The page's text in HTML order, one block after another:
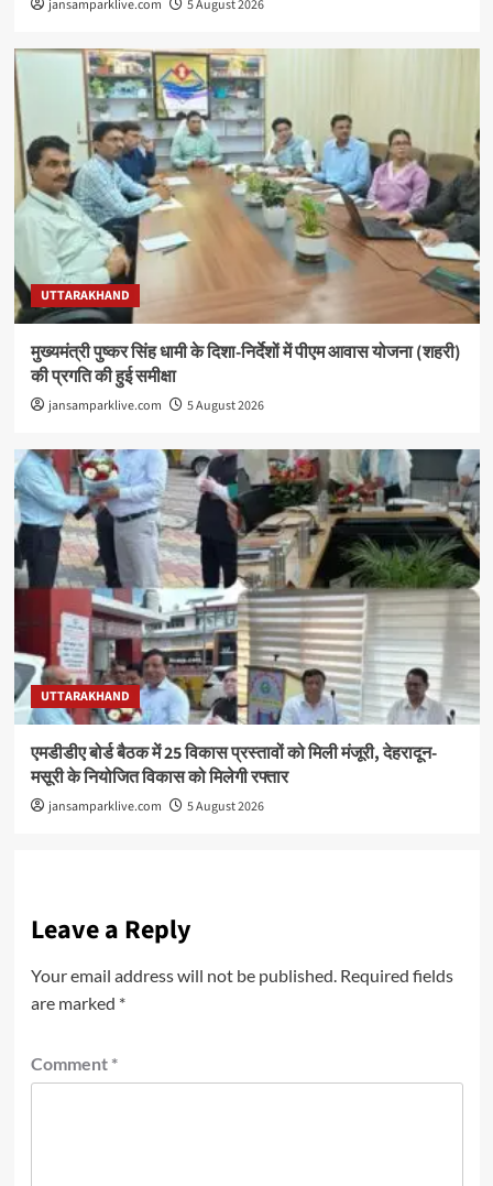
jansamparklive.com 5 August 2026
UTTARAKHAND
मुख्यमंत्री पुष्कर सिंह धामी के दिशा-निर्देशों में पीएम आवास योजना (शहरी)
की प्रगति की हुई समीक्षा
jansamparklive.com 5 August 2026
UTTARAKHAND
एमडीडीए बोर्ड बैठक में 25 विकास प्रस्तावों को मिली मंजूरी, देहरादून-
मसूरी के नियोजित विकास को मिलेगी रफ्तार
jansamparklive.com 5 August 2026
Leave a Reply
Your email address will not be published. Required fields
are marked *
Comment *